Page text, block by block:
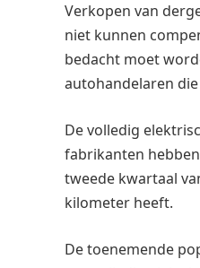
Verkopen van
niet kunnen
bedacht moet
autohandelaren
De volledig
fabrikanten
tweede kwartaal
kilometer heeft.
De toenemende